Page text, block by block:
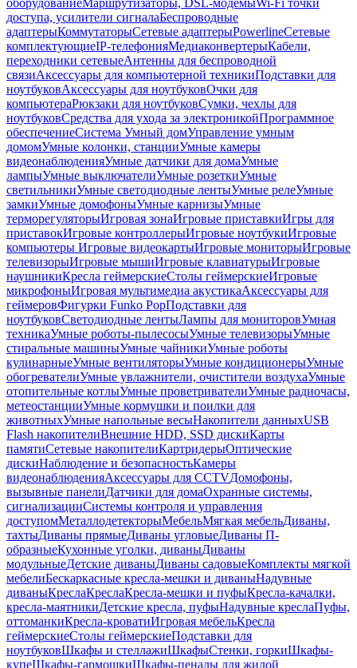
оборудованиеМаршрутизаторы, DSL-модемыWi-Fi точки
доступа, усилители сигналаБеспроводные
адаптерыКоммутаторыСетевые адаптерыPowerlineСетевые
комплектующиеIP-телефонияМедиаконвертерыКабели,
переходники сетевыеАнтенны для беспроводной
связиАксессуары для компьютерной техникиПодставки для
ноутбуковАксессуары для ноутбуковОчки для
компьютераРюкзаки для ноутбуковСумки, чехлы для
ноутбуковСредства для ухода за электроникойПрограммное
обеспечениеСистема Умный домУправление умным
домомУмные колонки, станцииУмные камеры
видеонаблюденияУмные датчики для домаУмные
лампыУмные выключателиУмные розеткиУмные
светильникиУмные светодиодные лентыУмные релеУмные
замкиУмные домофоныУмные карнизыУмные
терморегуляторыИгровая зонаИгровые приставкиИгры для
приставокИгровые контроллерыИгровые ноутбукиИгровые
компьютеры Игровые видеокартыИгровые мониторыИгровые
телевизорыИгровые мышиИгровые клавиатурыИгровые
наушникиКресла геймерскиеСтолы геймерскиеИгровые
микрофоныИгровая мультимедиа акустикаАксессуары для
геймеровФигурки Funko PopПодставки для
ноутбуковСветодиодные лентыЛампы для мониторовУмная
техникаУмные роботы-пылесосыУмные телевизорыУмные
стиральные машиныУмные чайникиУмные роботы
кулинарныеУмные вентиляторыУмные кондиционерыУмные
обогревателиУмные увлажнители, очистители воздухаУмные
отопительные котлыУмные проветривателиУмные радиочасы,
метеостанцииУмные кормушки и поилки для
животныхУмные напольные весыНакопители данныхUSB
Flash накопителиВнешние HDD, SSD дискиКарты
памятиСетевые накопителиКартридерыОптические
дискиНаблюдение и безопасностьКамеры
видеонаблюденияАксессуары для CCTVДомофоны,
вызывные панелиДатчики для домаОхранные системы,
сигнализацииСистемы контроля и управления
доступомМеталлодетекторыМебельМягкая мебельДиваны,
тахтыДиваны прямыеДиваны угловыеДиваны П-
образныеКухонные уголки, диваныДиваны
модульныеДетские диваныДиваны садовыеКомплекты мягкой
мебелиБескаркасные кресла-мешки и диваныНадувные
диваныКреслаКреслаКресла-мешки и пуфыКресла-качалки,
кресла-маятникиДетские кресла, пуфыНадувные креслаПуфы,
оттоманкиКресла-кроватиИгровая мебельКресла
геймерскиеСтолы геймерскиеПодставки для
ноутбуковШкафы и стеллажиШкафыСтенки, горкиШкафы-
купеШкафы-гармошкиШкафы-пеналы для жилой